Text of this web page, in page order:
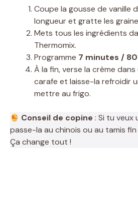
y
V
i
e
Coupe la gousse de vanille
longueur et gratte les
Mets tous les ingrédients
Thermomix.
Programme 7 minutes /
À la fin, verse la crème
carafe et laisse-la refroidir
mettre au frigo.
Conseil de copine : Si tu veux
passe-la au chinois ou au tamis
Ça change tout !